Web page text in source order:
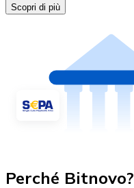
Scopri di più
Perché Bitnovo?